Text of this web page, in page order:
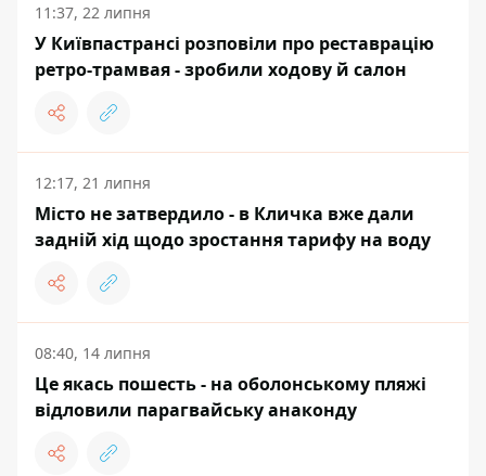
11:37, 22 липня
У Київпастрансі розповіли про реставрацію
ретро-трамвая - зробили ходову й салон
12:17, 21 липня
Місто не затвердило - в Кличка вже дали
задній хід щодо зростання тарифу на воду
08:40, 14 липня
Це якась пошесть - на оболонському пляжі
відловили парагвайську анаконду